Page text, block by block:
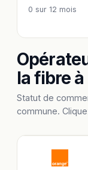
0 sur 12 mois
la fibre
Statut de
commune.